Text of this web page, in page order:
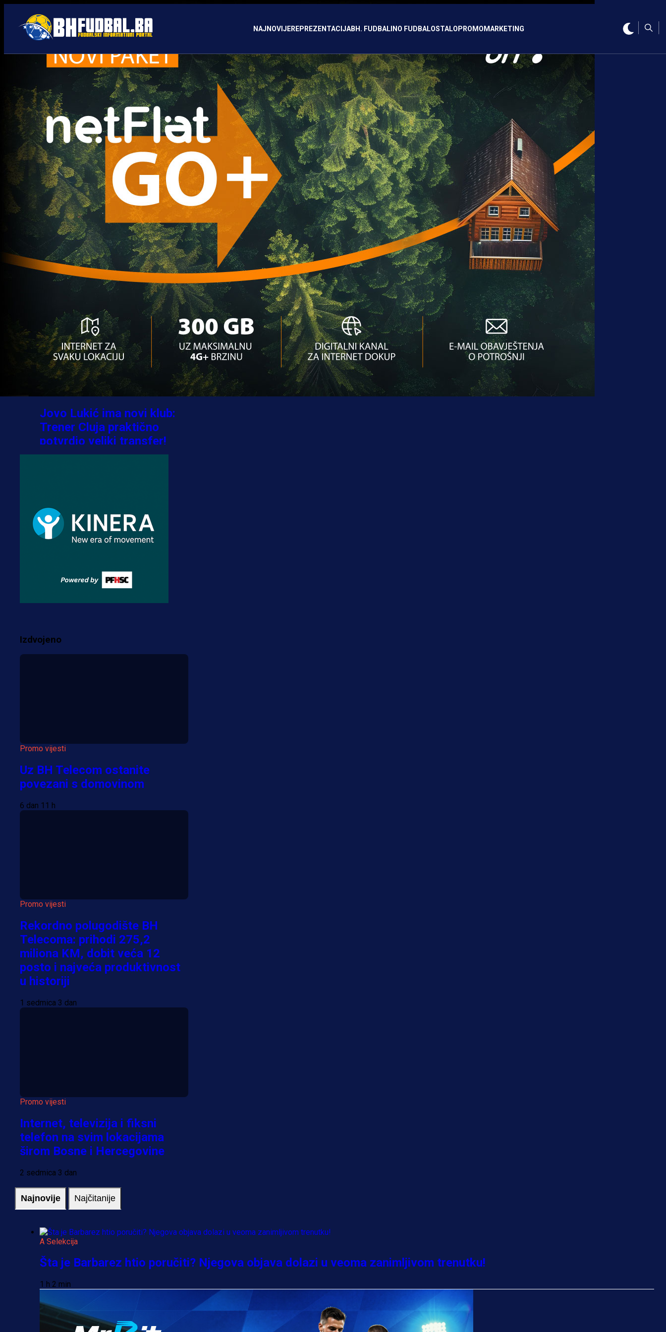
NAJNOVIJEREPREZENTACIJABH. FUDBALINO FUDBALOSTALO PROMO MARKETING
Tarik Muharemović
Trenutno nema novosti za navedeni tag.
Najčitanije Najnovije
A Selekcija
UEFA kaznila BiH: Navijači
neće moći pratiti Zmajeve u
Poljskoj i Rumuniji!
4 sedmica 1 dan
A Selekcija
Sve je gotovo: Edin Džeko
donio odluku, evo gdje
nastavlja karijeru!
A Selekcija
Ovo niko nije očekivao:
Nikola Vasilj iznenadio
izborom novog kluba!
3 sedmica 5 dan
A Selekcija
Jovo Lukić ima novi klub:
Trener Cluja praktično
potvrdio veliki transfer!
predsjednika kluba: Jovo
Lukić uskoro pravi
transfer!?
Zmajevi dobili veliko
pojačanje: Fudbaler
Izdvojeno
Promo vijesti
Uz BH Telecom ostanite
povezani s domovinom
6 dan 11 h
Promo vijesti
Rekordno polugodište BH
Telecoma: prihodi 275,2
miliona KM, dobit veća 12
posto i najveća produktivnost
u historiji
1 sedmica 3 dan
Promo vijesti
Internet, televizija i fiksni
telefon na svim lokacijama
širom Bosne i Hercegovine
2 sedmica 3 dan
Najnovije Najčitanije
A Selekcija
Šta je Barbarez htio poručiti? Njegova objava dolazi u veoma zanimljivom trenutku!
1 h 2 min